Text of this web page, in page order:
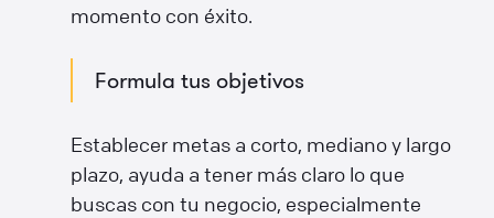
momento con éxito.
Formula tus objetivos
Establecer metas a corto, mediano y largo
plazo, ayuda a tener más claro lo que
buscas con tu negocio, especialmente